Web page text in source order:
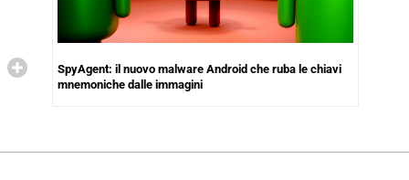
SpyAgent: il nuovo malware Android che ruba le chiavi
mnemoniche dalle immagini